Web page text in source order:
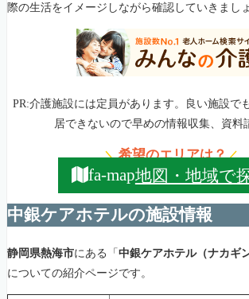
際の生活をイメージしながら確認していきましょ
PR:介護施設には定員があります。良い施設で
居できないので早めの情報収集、資料
＼希望のエリアは？／
fa-map地図・地域で
中銀ケアホテルの施設情報
静岡県熱海市にある「 中銀ケアホテル（ナカギ
についての紹介ページです。